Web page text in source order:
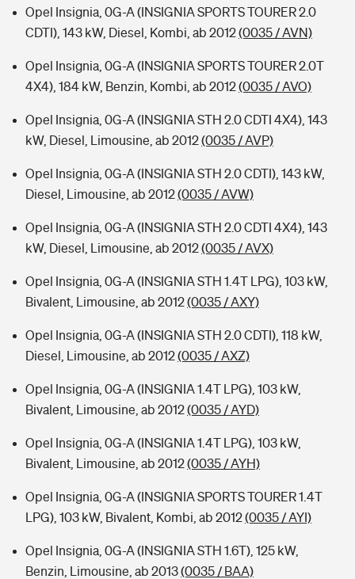
Opel Insignia, 0G-A (INSIGNIA SPORTS TOURER 2.0
CDTI), 143 kW, Diesel, Kombi, ab 2012(0035 / AVN)
Opel Insignia, 0G-A (INSIGNIA SPORTS TOURER 2.0T
4X4), 184 kW, Benzin, Kombi, ab 2012(0035 / AVO)
Opel Insignia, 0G-A (INSIGNIA STH 2.0 CDTI 4X4), 143
kW, Diesel, Limousine, ab 2012(0035 / AVP)
Opel Insignia, 0G-A (INSIGNIA STH 2.0 CDTI), 143 kW,
Diesel, Limousine, ab 2012(0035 / AVW)
Opel Insignia, 0G-A (INSIGNIA STH 2.0 CDTI 4X4), 143
kW, Diesel, Limousine, ab 2012(0035 / AVX)
Opel Insignia, 0G-A (INSIGNIA STH 1.4T LPG), 103 kW,
Bivalent, Limousine, ab 2012(0035 / AXY)
Opel Insignia, 0G-A (INSIGNIA STH 2.0 CDTI), 118 kW,
Diesel, Limousine, ab 2012(0035 / AXZ)
Opel Insignia, 0G-A (INSIGNIA 1.4T LPG), 103 kW,
Bivalent, Limousine, ab 2012(0035 / AYD)
Opel Insignia, 0G-A (INSIGNIA 1.4T LPG), 103 kW,
Bivalent, Limousine, ab 2012(0035 / AYH)
Opel Insignia, 0G-A (INSIGNIA SPORTS TOURER 1.4T
LPG), 103 kW, Bivalent, Kombi, ab 2012(0035 / AYI)
Opel Insignia, 0G-A (INSIGNIA STH 1.6T), 125 kW,
Benzin, Limousine, ab 2013(0035 / BAA)